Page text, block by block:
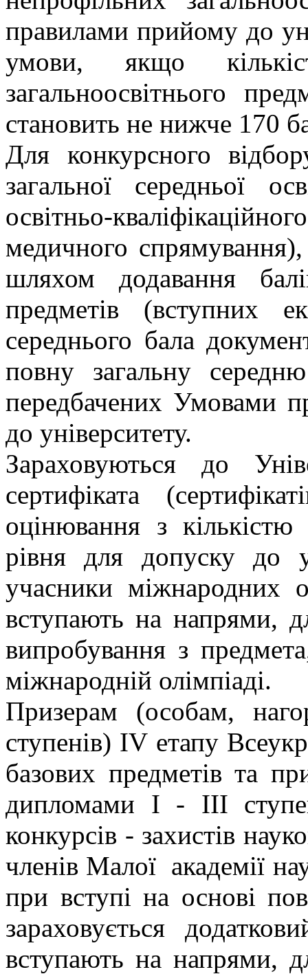
правилами прийому до
умови, якщо
загальноосвітнього
становить не нижче 170
Для конкурсного
загальної середньої
освітньо-
медичного
шляхом додавання
предметів (вступних
середнього бала
повну загальну
передбачених Умовами
до університету.
Зараховуються до
сертифіката
оцінювання з
рівня для допуску до
учасники міжнародних
вступають на напрями,
випробування з
міжнародній олімпіаді.
Призерам (особам,
ступенів) IV етапу
базових предметів та
дипломами I - III
конкурсів - захистів
членів Малої академії
при вступі на основі
зараховується
вступають на напрями,